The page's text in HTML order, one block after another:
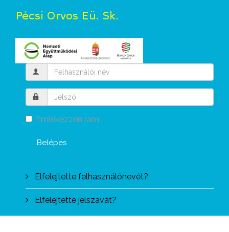
Emlékezzen rám
Belépés
Elfelejtette felhasználónevét?
Elfelejtette jelszavát?